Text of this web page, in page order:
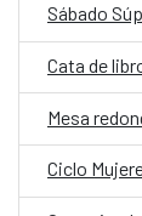
Sábado
Cata de
Ciclo